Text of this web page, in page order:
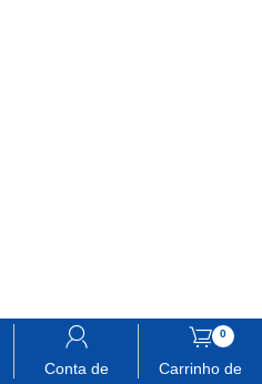
󰃳
Conta de
0
󰃦
Carrinho de